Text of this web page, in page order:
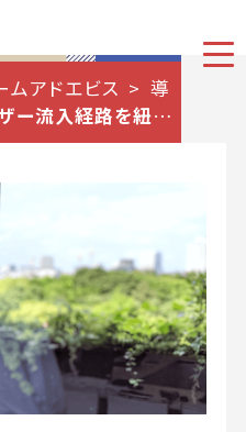
ムアドエビス
導
ー流入経路を紐づ
で、売上金額150%